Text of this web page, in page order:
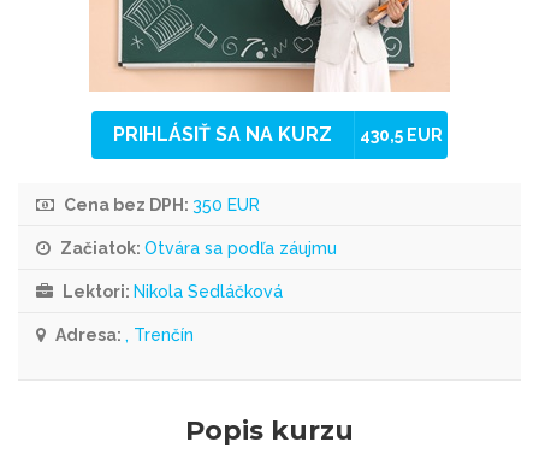
PRIHLÁSIŤ SA NA KURZ 430,5 EUR
Cena bez DPH: 350 EUR
Začiatok: Otvára sa podľa záujmu
Lektori: Nikola Sedláčková
Adresa: , Trenčín
Popis kurzu